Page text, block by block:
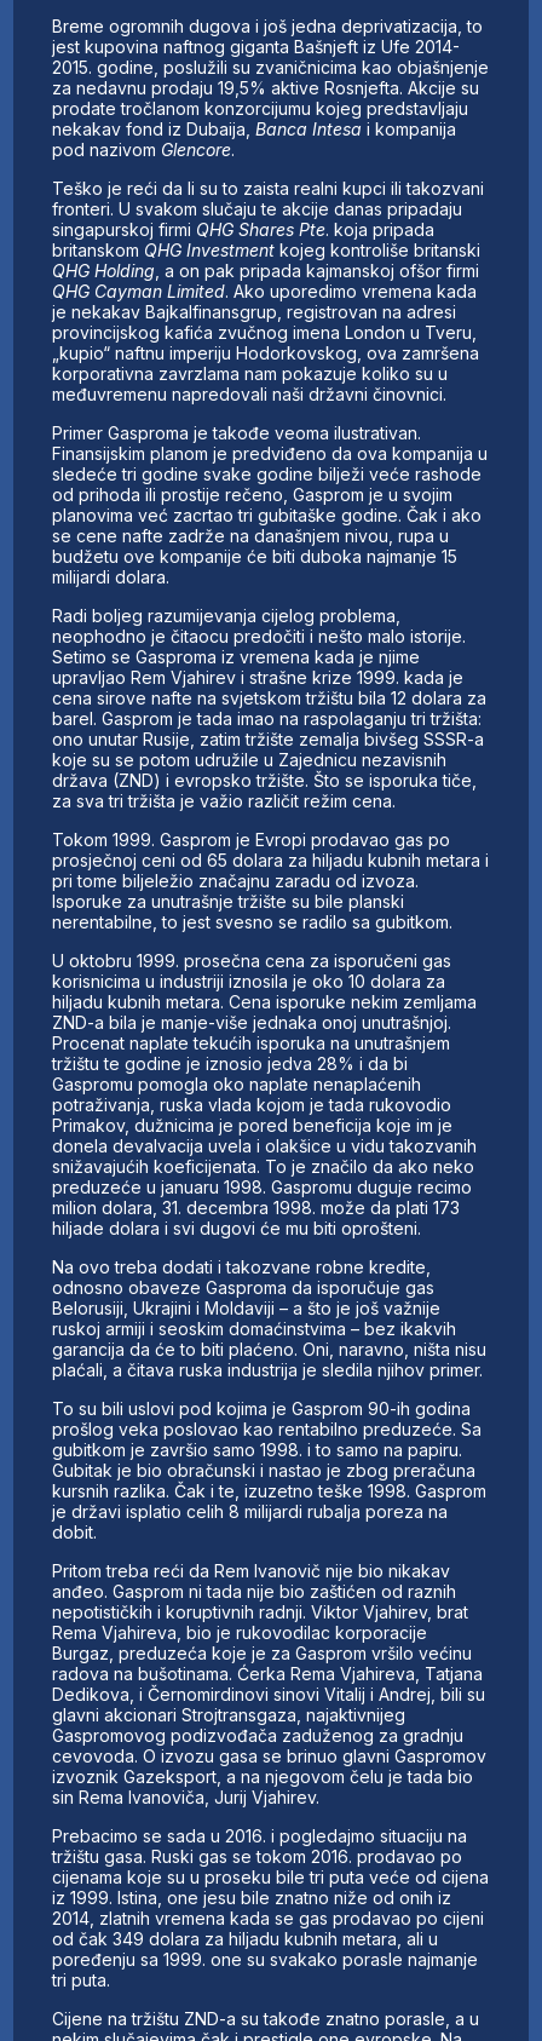
Breme ogromnih dugova i još jedna deprivatizacija, to
jest kupovina naftnog giganta Bašnjeft iz Ufe 2014-
2015. godine, poslužili su zvaničnicima kao objašnjenje
za nedavnu prodaju 19,5% aktive Rosnjefta. Akcije su
prodate tročlanom konzorcijumu kojeg predstavljaju
nekakav fond iz Dubaija,Banca Intesa i kompanija
pod nazivom Glencore.
Teško je reći da li su to zaista realni kupci ili takozvani
fronteri. U svakom slučaju te akcije danas pripadaju
singapurskoj firmi QHG Shares Pte. koja pripada
britanskom QHG Investment kojeg kontroliše britanski
QHG Holding , a on pak pripada kajmanskoj ofšor firmi
QHG Cayman Limited. Ako uporedimo vremena kada
je nekakav Bajkalfinansgrup, registrovan na adresi
provincijskog kafića zvučnog imena London u Tveru,
„kupio“ naftnu imperiju Hodorkovskog, ova zamršena
korporativna zavrzlama nam pokazuje koliko su u
međuvremenu napredovali naši državni činovnici.
Primer Gasproma je takođe veoma ilustrativan.
Finansijskim planom je predviđeno da ova kompanija u
sledeće tri godine svake godine bilježi veće rashode
od prihoda ili prostije rečeno, Gasprom je u svojim
planovima već zacrtao tri gubitaške godine. Čak i ako
se cene nafte zadrže na današnjem nivou, rupa u
budžetu ove kompanije će biti duboka najmanje 15
milijardi dolara.
Radi boljeg razumijevanja cijelog problema,
neophodno je čitaocu predočiti i nešto malo istorije.
Setimo se Gasproma iz vremena kada je njime
upravljao Rem Vjahirev i strašne krize 1999. kada je
cena sirove nafte na svjetskom tržištu bila 12 dolara za
barel. Gasprom je tada imao na raspolaganju tri tržišta:
ono unutar Rusije, zatim tržište zemalja bivšeg SSSR-a
koje su se potom udružile u Zajednicu nezavisnih
država (ZND) i evropsko tržište. Što se isporuka tiče,
za sva tri tržišta je važio različit režim cena.
Tokom 1999. Gasprom je Evropi prodavao gas po
prosječnoj ceni od 65 dolara za hiljadu kubnih metara i
pri tome biljeležio značajnu zaradu od izvoza.
Isporuke za unutrašnje tržište su bile planski
nerentabilne, to jest svesno se radilo sa gubitkom.
U oktobru 1999. prosečna cena za isporučeni gas
korisnicima u industriji iznosila je oko 10 dolara za
hiljadu kubnih metara. Cena isporuke nekim zemljama
ZND-a bila je manje-više jednaka onoj unutrašnjoj.
Procenat naplate tekućih isporuka na unutrašnjem
tržištu te godine je iznosio jedva 28% i da bi
Gaspromu pomogla oko naplate nenaplaćenih
potraživanja, ruska vlada kojom je tada rukovodio
Primakov, dužnicima je pored beneficija koje im je
donela devalvacija uvela i olakšice u vidu takozvanih
snižavajućih koeficijenata. To je značilo da ako neko
preduzeće u januaru 1998. Gaspromu duguje recimo
milion dolara, 31. decembra 1998. može da plati 173
hiljade dolara i svi dugovi će mu biti oprošteni.
Na ovo treba dodati i takozvane robne kredite,
odnosno obaveze Gasproma da isporučuje gas
Belorusiji, Ukrajini i Moldaviji – a što je još važnije
ruskoj armiji i seoskim domaćinstvima – bez ikakvih
garancija da će to biti plaćeno. Oni, naravno, ništa nisu
plaćali, a čitava ruska industrija je sledila njihov primer.
To su bili uslovi pod kojima je Gasprom 90-ih godina
prošlog veka poslovao kao rentabilno preduzeće. Sa
gubitkom je završio samo 1998. i to samo na papiru.
Gubitak je bio obračunski i nastao je zbog preračuna
kursnih razlika. Čak i te, izuzetno teške 1998. Gasprom
je državi isplatio celih 8 milijardi rubalja poreza na
dobit.
Pritom treba reći da Rem Ivanovič nije bio nikakav
anđeo. Gasprom ni tada nije bio zaštićen od raznih
nepotističkih i koruptivnih radnji. Viktor Vjahirev, brat
Rema Vjahireva, bio je rukovodilac korporacije
Burgaz, preduzeća koje je za Gasprom vršilo većinu
radova na bušotinama. Ćerka Rema Vjahireva, Tatjana
Dedikova, i Černomirdinovi sinovi Vitalij i Andrej, bili su
glavni akcionari Strojtransgaza, najaktivnijeg
Gaspromovog podizvođača zaduženog za gradnju
cevovoda. O izvozu gasa se brinuo glavni Gaspromov
izvoznik Gazeksport, a na njegovom čelu je tada bio
sin Rema Ivanoviča, Jurij Vjahirev.
Prebacimo se sada u 2016. i pogledajmo situaciju na
tržištu gasa. Ruski gas se tokom 2016. prodavao po
cijenama koje su u proseku bile tri puta veće od cijena
iz 1999. Istina, one jesu bile znatno niže od onih iz
2014, zlatnih vremena kada se gas prodavao po cijeni
od čak 349 dolara za hiljadu kubnih metara, ali u
poređenju sa 1999. one su svakako porasle najmanje
tri puta.
Cijene na tržištu ZND-a su takođe znatno porasle, a u